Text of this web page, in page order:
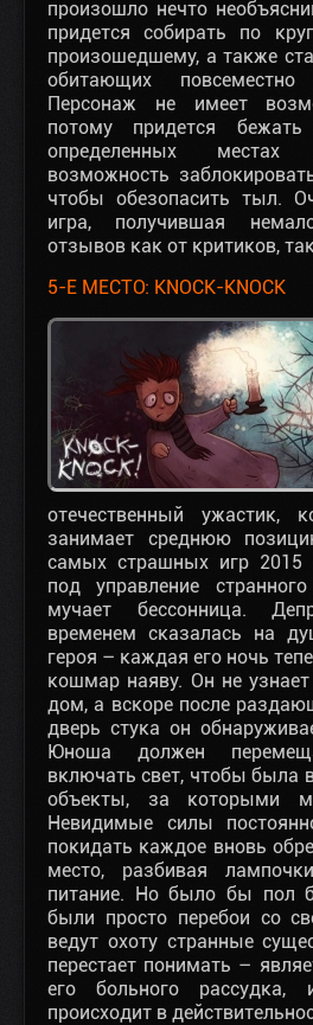
произошло нечто
придется собирать по
произошедшему, а также
обитающих
Персонаж не имеет
потому придется
определенных местах
возможность
чтобы обезопасить тыл.
игра, получившая
отзывов как от критиков,
5-Е МЕСТО: KNOCK-KNOCK
отечественный ужастик,
занимает среднюю
самых страшных игр 2015
под управление
мучает бессонница.
временем сказалась на
героя – каждая его ночь
кошмар наяву. Он не
дом, а вскоре после
дверь стука он
Юноша должен
включать свет, чтобы была
объекты, за которыми
Невидимые силы
покидать каждое вновь
место, разбивая
питание. Но было бы пол
были просто перебои со
ведут охоту странные
перестает понимать –
его больного
происходит в